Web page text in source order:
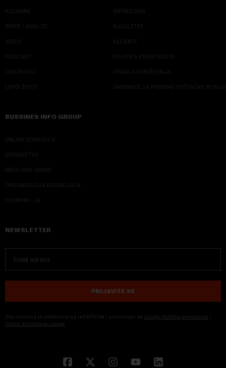
KOLUMNE
PRIČE I ANALIZE
VIDEO
PODCAST
ODRŽIVOST
LEPŠI ŽIVOT
IMPRESSUM
NJUZLETER
KLIJENTI
POLITIKA PRIVATNOSTI
PRAVILA KORIŠĆENJA
SMERNICE ZA PRIMENU VEŠTAČKE
BUSSINES INFO GROUP
ONLINE EDUKACIJE
IZDAVAŠTVO
MEDIJSKE OBUKE
ORGANIZACIJA DOGADJAJA
EKONOM I JA
NEWSLETTER
PRIJAVITE SE
Ova stranica je zaštićena sa reCAPTCHA i primenjuju se Google Politika privatnosti i
Uslovi korišćenja usluge